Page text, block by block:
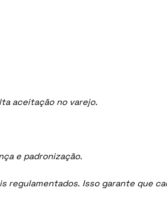
aceitação no varejo.
e padronização.
Isso garante que